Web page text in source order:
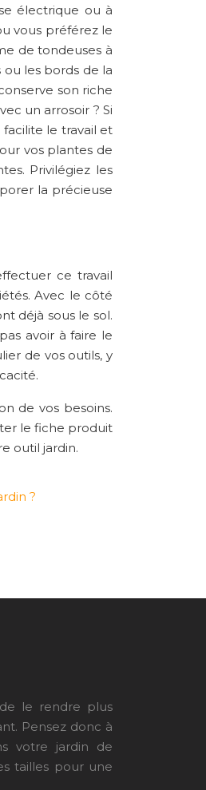
électrique ou à
vous préférez le
de tondeuses à
les bords de la
son riche
un arrosoir ? Si
le travail et
vos plantes de
Privilégiez les
la précieuse
ce travail
Avec le côté
déjà sous le sol.
avoir à faire le
de vos outils, y
de vos besoins.
le fiche produit
outil jardin.
?
le rendre plus
Pensez donc à
votre jardin de
tailles pour une